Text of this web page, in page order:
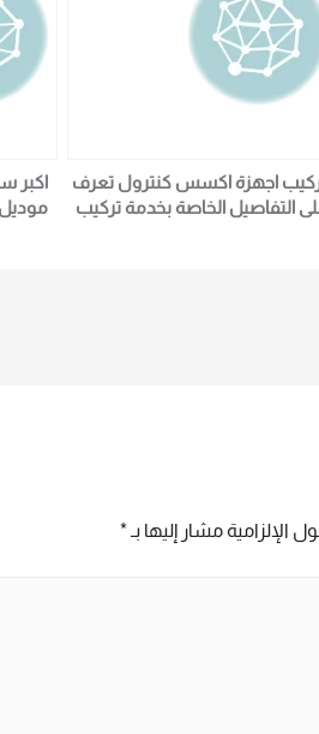
اجهزة اكسس كنترول تعرف
التفاصيل الخاصة بخدمة تركيب
اكبر
موديل k10
الإلزامية مشار إليها بـ*